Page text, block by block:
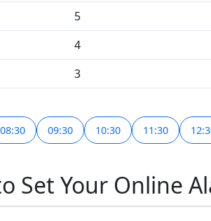
5
4
3
08:30 09:30 10:30 11:30
Set Your Online